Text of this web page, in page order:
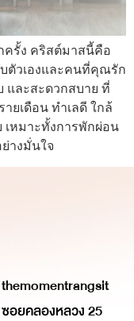
ครั้ง คริสต์มาสนี้คือ
บตัวเองและคนที่คุณรัก
และสะดวกสบาย ที่
ยเดือน ทำเลดี ใกล้
เหมาะทั้งการพักผ่อน
างมั่นใจ
อยคลองหลวง 25